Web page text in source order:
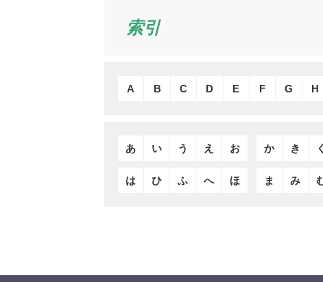
索引
A B C D E F G H
あ い う え お か き く
は ひ ふ へ ほ ま み